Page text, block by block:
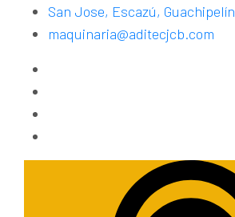
San Jose, Escazú, Guachipelín
maquinaria@aditecjcb.com